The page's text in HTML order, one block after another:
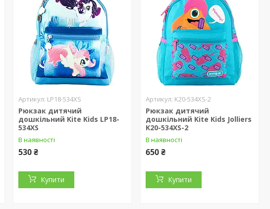
LP18-534XS
Рюкзак дитячий
дошкільний Kite Kids LP18-
534XS
В наявності
530 ₴
Купити
K20-534XS-2
Рюкзак дитячий
дошкільний Kite Kids Jolliers
K20-534XS-2
В наявності
650 ₴
Купити